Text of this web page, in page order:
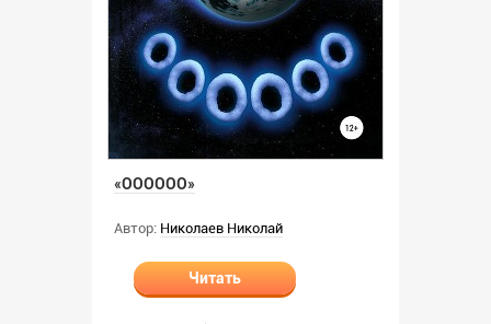
«ОООООО»
Автор: Николаев Николай
Читать